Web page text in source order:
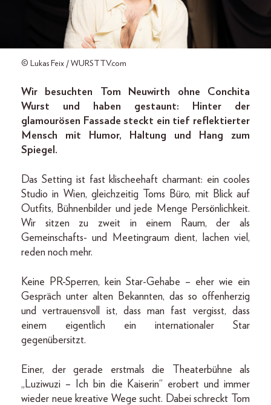
© Lukas Feix / WURSTTV.com
Wir besuchten Tom Neuwirth ohne Conchita
Wurst und haben gestaunt: Hinter der
glamourösen Fassade steckt ein tief reflektierter
Mensch mit Humor, Haltung und Hang zum
Spiegel.
Das Setting ist fast klischeehaft charmant: ein cooles
Studio in Wien, gleichzeitig Toms Büro, mit Blick auf
Outfits, Bühnenbilder und jede Menge Persönlichkeit.
Wir sitzen zu zweit in einem Raum, der als
Gemeinschafts- und Meetingraum dient, lachen viel,
reden noch mehr.
Keine PR-Sperren, kein Star-Gehabe – eher wie ein
Gespräch unter alten Bekannten, das so offenherzig
und vertrauensvoll ist, dass man fast vergisst, dass
einem eigentlich ein internationaler Star
gegenübersitzt.
Einer, der gerade erstmals die Theaterbühne als
„Luziwuzi – Ich bin die Kaiserin“ erobert und immer
wieder neue kreative Wege sucht. Dabei schreckt Tom